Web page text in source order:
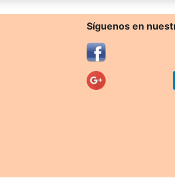
Síguenos en